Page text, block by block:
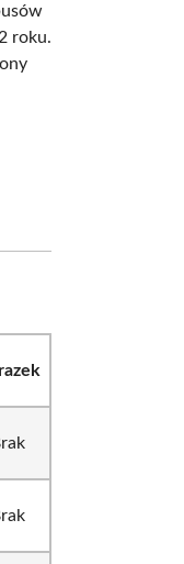
roku.